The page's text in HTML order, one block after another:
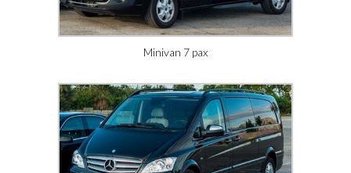
Minivan 7 pax